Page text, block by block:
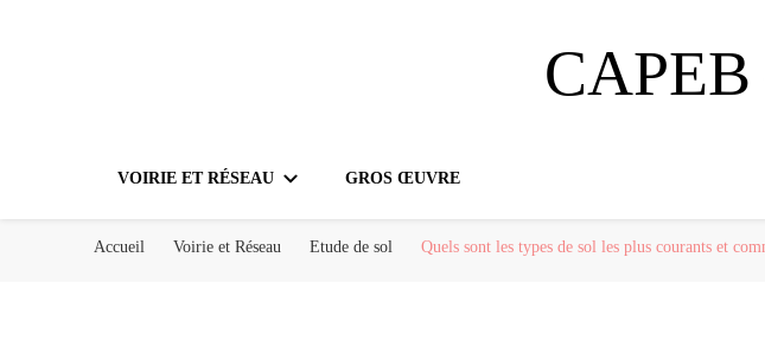
CAPEB
VOIRIE ET RÉSEAU GROS ŒUVRE
Accueil Voirie et Réseau Etude de sol Quels sont les types de sol les plus courants et